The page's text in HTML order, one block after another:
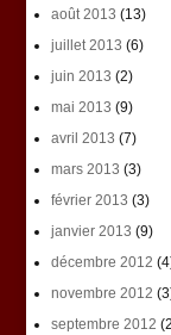
août 2013 (13)
juillet 2013 (6)
juin 2013 (2)
mai 2013 (9)
avril 2013 (7)
mars 2013 (3)
février 2013 (3)
janvier 2013 (9)
décembre 2012
novembre 2012
septembre 2012